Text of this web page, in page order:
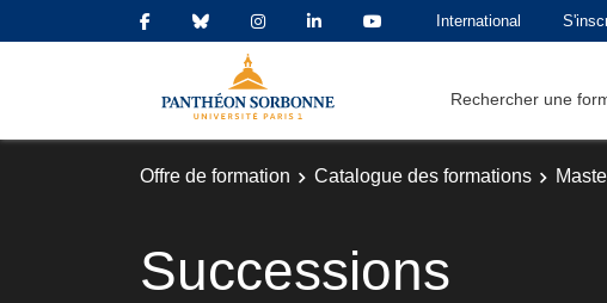
International
Rechercher une
Offre de formation Catalogue des formations
Successions